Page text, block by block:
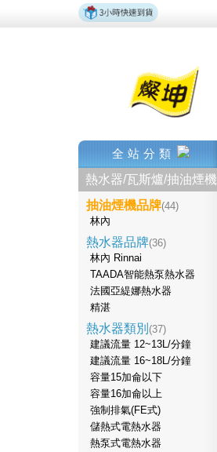
全站分類
熱水器/瓦斯爐/抽油煙機
抽油煙機品牌(44)
林內
熱水器品牌(36)
林內 Rinnai
TAADA智能熱泵熱水器
法國亞緹娜熱水器
精湛
熱水器類別 (37)
建議流量 12~13L/分鐘
建議流量 16~18L/分鐘
容量15加侖以下
容量16加侖以上
強制排氣(FE式)
儲熱式電熱水器
熱泵式電熱水器